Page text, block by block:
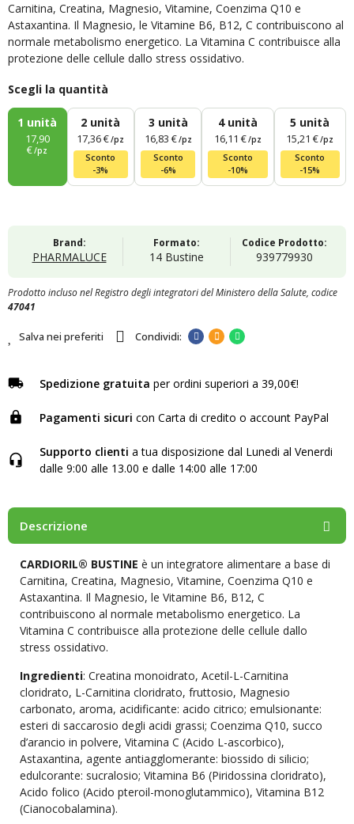
Carnitina, Creatina, Magnesio, Vitamine, Coenzima Q10 e
Astaxantina. Il Magnesio, le Vitamine B6, B12, C contribuiscono al
normale metabolismo energetico. La Vitamina C contribuisce alla
protezione delle cellule dallo stress ossidativo.
Scegli la quantità
1 unità
17,90
€/pz
2 unità
17,36 €/pz
Sconto
-3%
3 unità
16,83 €/pz
Sconto
-6%
4 unità
16,11 €/pz
Sconto
-10%
5 unità
15,21 €/pz
Sconto
-15%
Brand:
PHARMALUCE
Formato:
14 Bustine
Codice Prodotto:
939779930
Prodotto incluso nel Registro degli integratori del Ministero della Salute, codice
47041
Salva nei preferiti
Spedizione gratuita per ordini superiori a 39,00€!
Pagamenti sicuri con Carta di credito o account PayPal
Supporto clienti a tua disposizione dal Lunedi al Venerdi
dalle 9:00 alle 13.00 e dalle 14:00 alle 17:00
Descrizione
CARDIORIL® BUSTINE è un integratore alimentare a base di
Carnitina, Creatina, Magnesio, Vitamine, Coenzima Q10 e
Astaxantina. Il Magnesio, le Vitamine B6, B12, C
contribuiscono al normale metabolismo energetico. La
Vitamina C contribuisce alla protezione delle cellule dallo
stress ossidativo.
Ingredienti: Creatina monoidrato, Acetil-L-Carnitina
cloridrato, L-Carnitina cloridrato, fruttosio, Magnesio
carbonato, aroma, acidificante: acido citrico; emulsionante:
esteri di saccarosio degli acidi grassi; Coenzima Q10, succo
d’arancio in polvere, Vitamina C (Acido L-ascorbico),
Astaxantina, agente antiagglomerante: biossido di silicio;
edulcorante: sucralosio; Vitamina B6 (Piridossina cloridrato),
Acido folico (Acido pteroil-monoglutammico), Vitamina B12
(Cianocobalamina).